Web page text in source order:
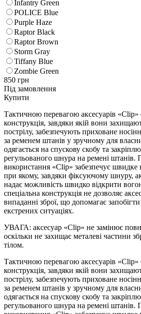
Infantry Green
POLICE Blue
Purple Haze
Raptor Black
Raptor Brown
Storm Gray
Tiffany Blue
Zombie Green
850 грн
Під замовлення
Купити
Тактичною перевагою аксесуарів «Clip»
конструкція, завдяки якій вони
пострілу, забезпечують приховане
за ременем штанів у зручному для
одягається на спускову скобу та
регульованого шнура на ремені штанів.
використання «Clip» забезпечує швидке
при якому, завдяки фіксуючому шнуру,
надає можливість швидко відкрити
спеціальна конструкція не дозволяє
випаданні зброї, що допомагає запобігти
екстрених ситуаціях.
УВАГА: аксесуар «Clip» не замінює
оскільки не захищає металеві частини
тілом.
Тактичною перевагою аксесуарів «Clip»
конструкція, завдяки якій вони
пострілу, забезпечують приховане
за ременем штанів у зручному для
одягається на спускову скобу та
регульованого шнура на ремені штанів.